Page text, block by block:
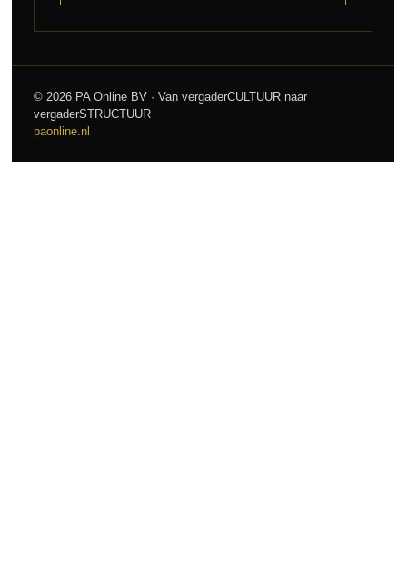
© 2026 PA Online BV · Van vergaderCULTUUR naar
vergaderSTRUCTUUR
paonline.nl